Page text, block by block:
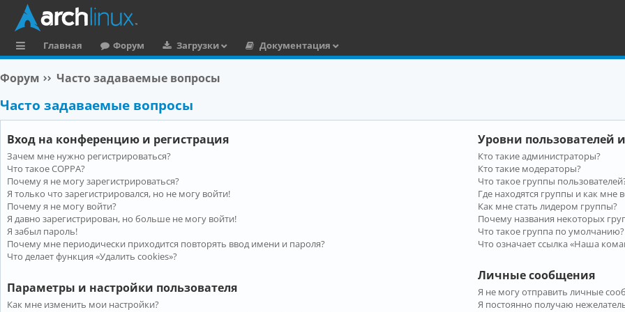
ы
л
Главная Форум Загрузки
Документация
Форум Часто задаваемые вопросы
Часто задаваемые вопросы
Вход на конференцию и регистрация
Зачем мне нужно регистрироваться?
Что такое COPPA?
Почему я не могу зарегистрироваться?
Я только что зарегистрировался, но не могу войти!
Почему я не могу войти?
Я давно зарегистрирован, но больше не могу войти!
Я забыл пароль!
Почему мне периодически приходится повторять ввод имени и пароля?
Что делает функция «Удалить cookies»?
Параметры и настройки пользователя
Как мне изменить мои настройки?
Уровни пользователей
Кто такие администраторы?
Кто такие модераторы?
Что такое группы
Где находятся группы и как мне
Как мне стать лидером группы?
Почему названия некоторых
Что такое группа по умолчанию?
Что означает ссылка «Наша
Личные сообщения
Я не могу отправить личные
Я постоянно получаю